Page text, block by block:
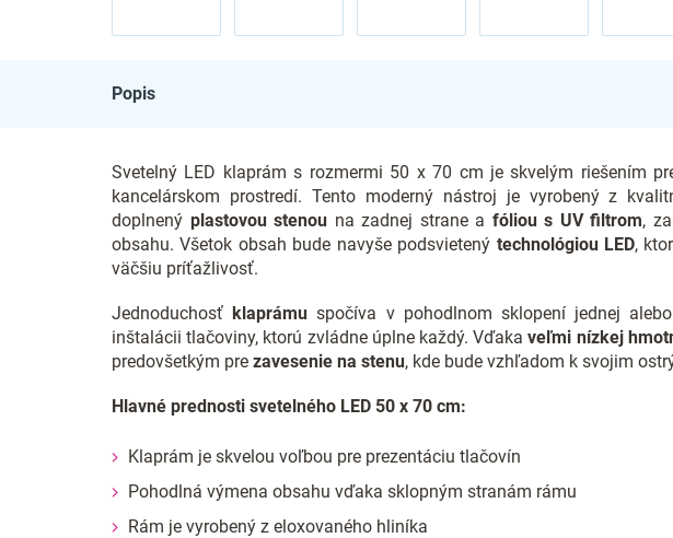
Popis
Svetelný LED klaprám s rozmermi 50 x 70 cm je skvelým riešením
kancelárskom prostredí. Tento moderný nástroj je vyrobený z
doplnený plastovou stenou na zadnej strane a fóliou s UV filtrom,
obsahu. Všetok obsah bude navyše podsvietený technológiou LED,
väčšiu príťažlivosť.
Jednoduchosťklaprámu spočíva v pohodlnom sklopení jednej
inštalácii tlačoviny, ktorú zvládne úplne každý. Vďakaveľmi nízkej
predovšetkým pre zavesenie na stenu, kde bude vzhľadom k svojim
Hlavné prednosti svetelného LED 50 x 70 cm:
Klaprám je skvelou voľbou pre prezentáciu tlačovín
Pohodlná výmena obsahu vďaka sklopným stranám rámu
Rám je vyrobený z eloxovaného hliníka